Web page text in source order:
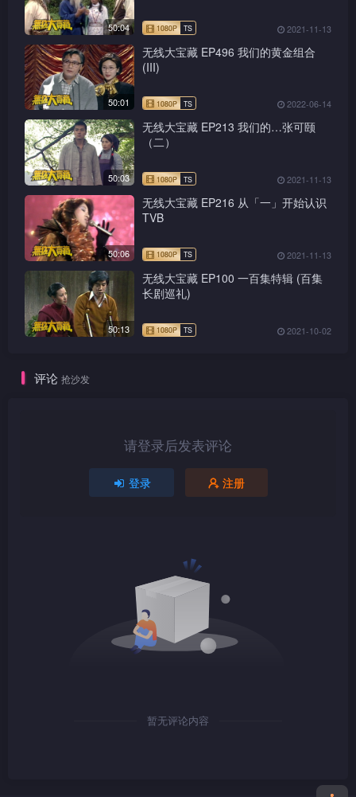
1080P TS
50:04 2021-11-13
50:01
无线大宝藏 EP496 我们的黄金组合
(III)
1080P TS
2022-06-14
50:03
无线大宝藏 EP213 我们的…张可颐
（二）
2021-11-13
50:06
无线大宝藏 EP216 从「一」开始认识
TVB
2021-11-13
50:13
无线大宝藏 EP100 一百集特辑 (百集
长剧巡礼)
2021-10-02
评论 抢沙发
请登录后发表评论
登录 注册
暂无评论内容